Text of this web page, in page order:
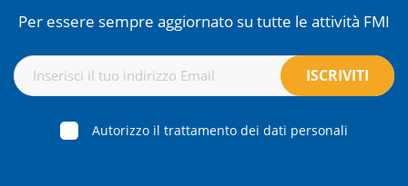
Per essere sempre aggiornato su tutte le attività FMI
Autorizzo il trattamento dei dati personali